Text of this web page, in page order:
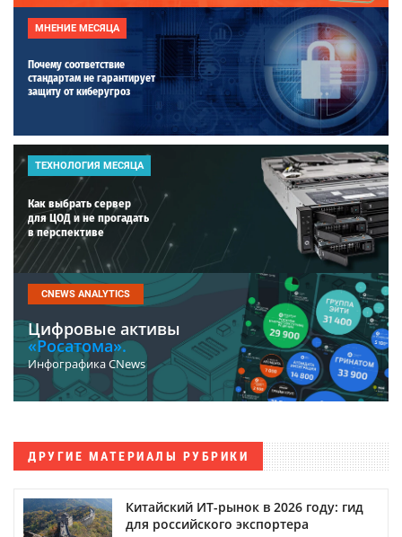
МНЕНИЕ МЕСЯЦА
Почему соответствие
стандартам не гарантирует
защиту от киберугроз
ТЕХНОЛОГИЯ МЕСЯЦА
Как выбрать сервер
для ЦОД и не прогадать
в перспективе
CNEWS ANALYTICS
Цифровые активы
«Росатома».
Инфографика CNews
ДРУГИЕ МАТЕРИАЛЫ РУБРИКИ
Китайский ИТ-рынок в 2026 году: гид
для российского экспортера